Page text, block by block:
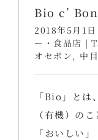
Bio c’
2018年5月1日
ー・食品店 |
オセボン , 中
「Bio」とは
（有機）の
「おいしい